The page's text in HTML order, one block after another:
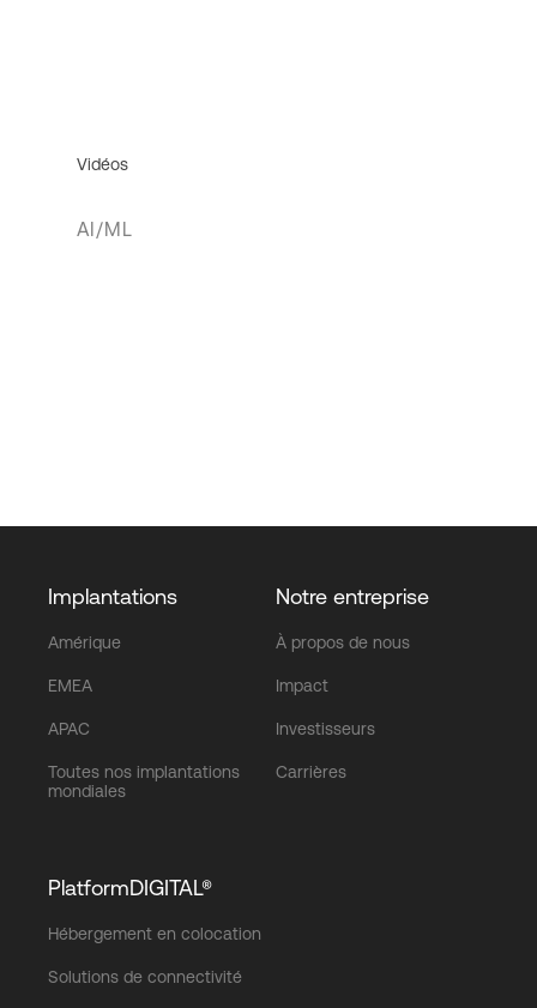
Vidéos
AI/ML
Implantations
Amérique
EMEA
APAC
Toutes nos implantations
mondiales
Notre entreprise
À propos de nous
Impact
Investisseurs
Carrières
PlatformDIGITAL®
Hébergement en colocation
Solutions de connectivité